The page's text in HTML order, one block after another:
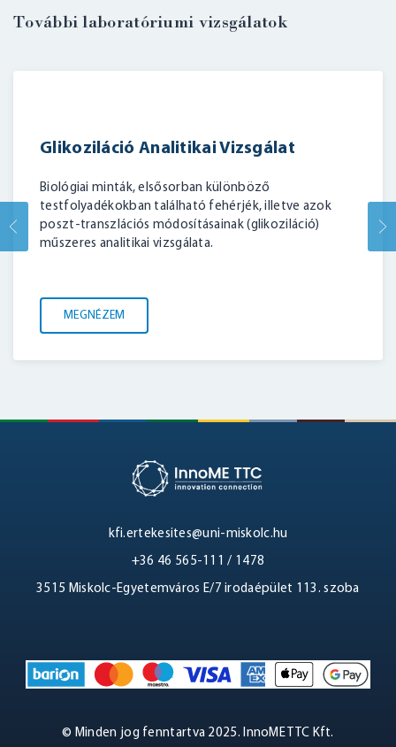
További laboratóriumi vizsgálatok
Glikoziláció Analitikai Vizsgálat
Biológiai minták, elsősorban különböző
testfolyadékokban található fehérjék, illetve azok
poszt-transzlációs módosításainak (glikoziláció)
műszeres analitikai vizsgálata.
MEGNÉZEM
kfi.ertekesites@uni-miskolc.hu
+36 46 565-111 / 1478
3515 Miskolc-Egyetemváros E/7 irodaépület 113. szoba
© Minden jog fenntartva 2025. InnoME TTC Kft.